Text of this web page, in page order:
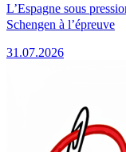
L’Espagne sous
Schengen à l’épreuve
31.07.2026